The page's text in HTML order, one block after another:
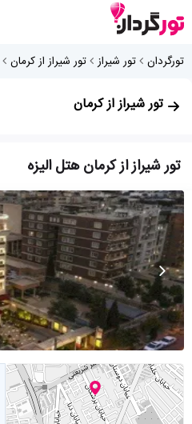
تورگردان تور شیراز تور شیراز از کرمان
تور شیراز از کرمان
تور شیراز از کرمان هتل الیزه